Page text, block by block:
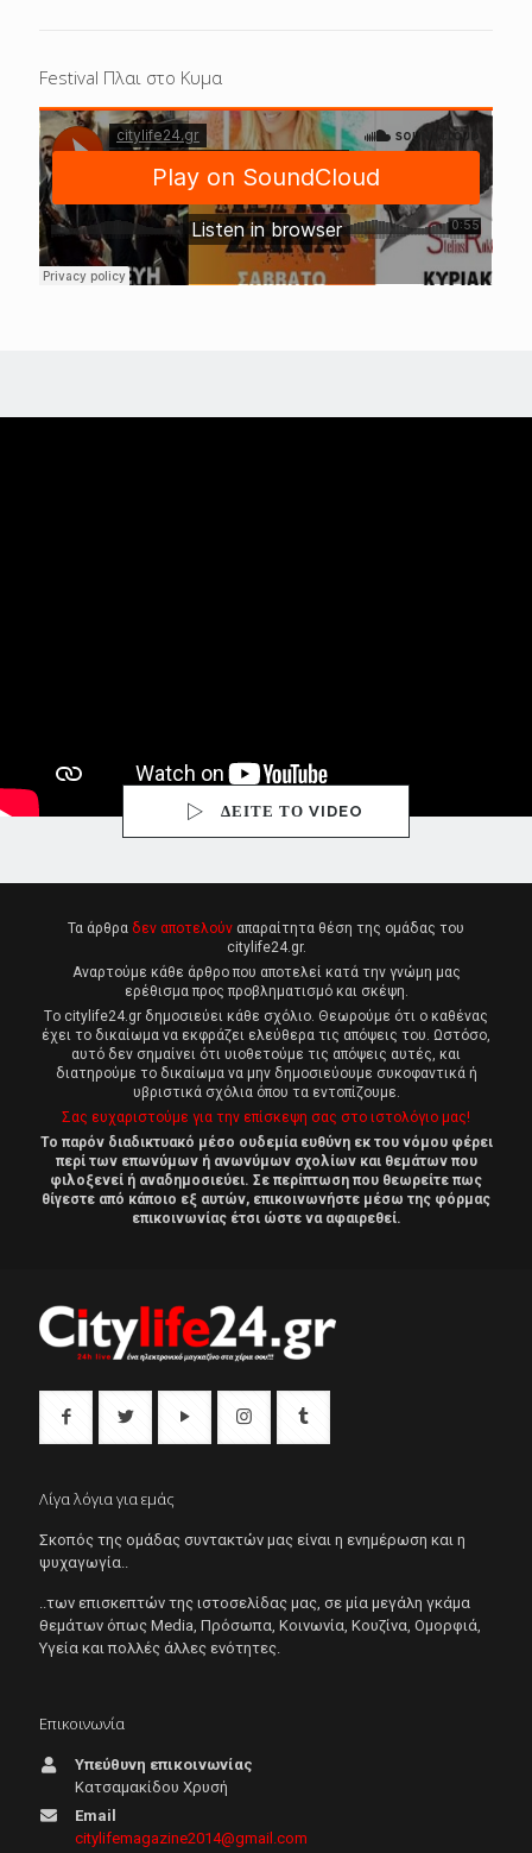
Festival Πλαι στο Κυμα
ΔΕΙΤΕ ΤΟ VIDEO
Τα άρθρα δεν αποτελούν απαραίτητα θέση της ομάδας του
citylife24.gr.
Αναρτούμε κάθε άρθρο που αποτελεί κατά την γνώμη μας
ερέθισμα προς προβληματισμό και σκέψη.
Tο citylife24.gr δημοσιεύει κάθε σχόλιο. Θεωρούμε ότι ο καθένας
έχει το δικαίωμα να εκφράζει ελεύθερα τις απόψεις του. Ωστόσο,
αυτό δεν σημαίνει ότι υιοθετούμε τις απόψεις αυτές, και
διατηρούμε το δικαίωμα να μην δημοσιεύουμε συκοφαντικά ή
υβριστικά σχόλια όπου τα εντοπίζουμε.
Σας ευχαριστούμε για την επίσκεψη σας στο ιστολόγιο μας!
Το παρόν διαδικτυακό μέσο ουδεμία ευθύνη εκ του νόμου φέρει
περί των επωνύμων ή ανωνύμων σχολίων και θεμάτων που
φιλοξενεί ή αναδημοσιεύει. Σε περίπτωση που θεωρείτε πως
θίγεστε από κάποιο εξ αυτών, επικοινωνήστε μέσω της φόρμας
επικοινωνίας έτσι ώστε να αφαιρεθεί.
Λίγα λόγια για εμάς
Σκοπός της ομάδας συντακτών μας είναι η ενημέρωση και η
ψυχαγωγία..
..των επισκεπτών της ιστοσελίδας μας, σε μία μεγάλη γκάμα
θεμάτων όπως Μedia, Πρόσωπα, Κοινωνία, Κουζίνα, Ομορφιά,
Υγεία και πολλές άλλες ενότητες.
Επικοινωνία
Υπεύθυνη επικοινωνίας
Κατσαμακίδου Χρυσή
Email
citylifemagazine2014@gmail.com